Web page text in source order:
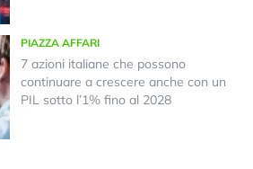
PIAZZA AFFARI
7 azioni italiane che possono
continuare a crescere anche con un
PIL sotto l’1% fino al 2028